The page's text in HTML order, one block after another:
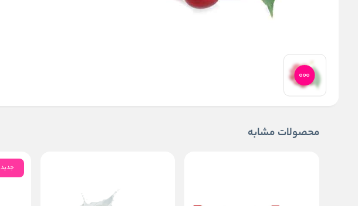
محصولات مشابه
جدید